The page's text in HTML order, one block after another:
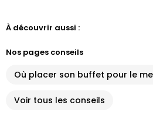
À découvrir aussi :
Nos pages conseils
Où placer son buffet pour le
Voir tous les conseils